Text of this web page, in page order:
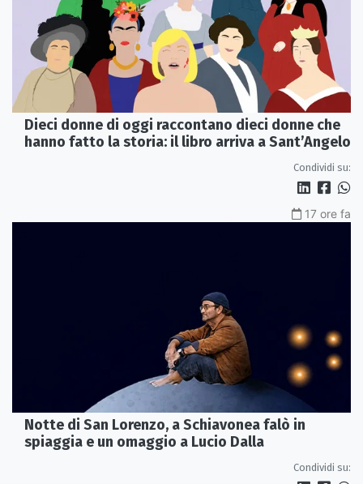
Dieci donne di oggi raccontano dieci donne che
hanno fatto la storia: il libro arriva a Sant’Angelo
Condividi su:
17 ore fa
Notte di San Lorenzo, a Schiavonea falò in
spiaggia e un omaggio a Lucio Dalla
Condividi su: